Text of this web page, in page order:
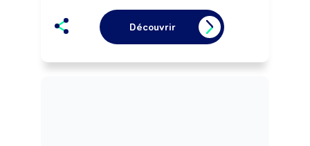
Réalise le suivi commercial de la
clientèle (opérations de fidélisation,
enquêtes de satisfaction, ...).
de vente.
Découvrir